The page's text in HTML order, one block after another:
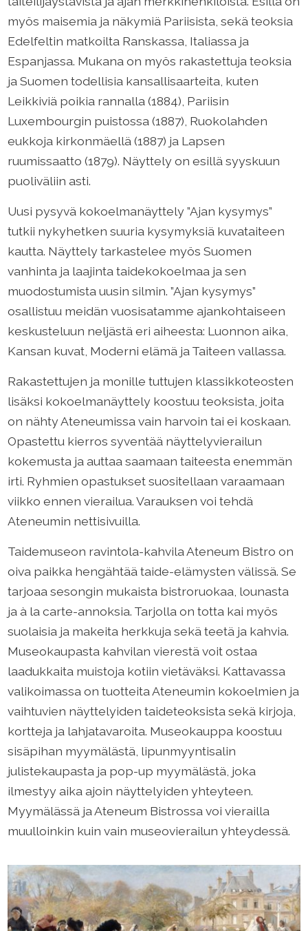
myös maisemia ja näkymiä Pariisista, sekä teoksia
Edelfeltin matkoilta Ranskassa, Italiassa ja
Espanjassa. Mukana on myös rakastettuja teoksia
ja Suomen todellisia kansallisaarteita, kuten
Leikkiviä poikia rannalla (1884), Pariisin
Luxembourgin puistossa (1887), Ruokolahden
eukkoja kirkonmäellä (1887) ja Lapsen
ruumissaatto (1879). Näyttely on esillä syyskuun
puoliväliin asti.
Uusi pysyvä kokoelmanäyttely ”Ajan kysymys”
tutkii nykyhetken suuria kysymyksiä kuvataiteen
kautta. Näyttely tarkastelee myös Suomen
vanhinta ja laajinta taidekokoelmaa ja sen
muodostumista uusin silmin. ”Ajan kysymys”
osallistuu meidän vuosisatamme ajankohtaiseen
keskusteluun neljästä eri aiheesta: Luonnon aika,
Kansan kuvat, Moderni elämä ja Taiteen vallassa.
Rakastettujen ja monille tuttujen klassikkoteosten
lisäksi kokoelmanäyttely koostuu teoksista, joita
on nähty Ateneumissa vain harvoin tai ei koskaan.
Opastettu kierros syventää näyttelyvierailun
kokemusta ja auttaa saamaan taiteesta enemmän
irti. Ryhmien opastukset suositellaan varaamaan
viikko ennen vierailua. Varauksen voi tehdä
Ateneumin nettisivuilla.
Taidemuseon ravintola-kahvila Ateneum Bistro on
oiva paikka hengähtää taide-elämysten välissä. Se
tarjoaa sesongin mukaista bistroruokaa, lounasta
ja à la carte-annoksia. Tarjolla on totta kai myös
suolaisia ja makeita herkkuja sekä teetä ja kahvia.
Museokaupasta kahvilan vierestä voit ostaa
laadukkaita muistoja kotiin vietäväksi. Kattavassa
valikoimassa on tuotteita Ateneumin kokoelmien ja
vaihtuvien näyttelyiden taideteoksista sekä kirjoja,
kortteja ja lahjatavaroita. Museokauppa koostuu
sisäpihan myymälästä, lipunmyyntisalin
julistekaupasta ja pop-up myymälästä, joka
ilmestyy aika ajoin näyttelyiden yhteyteen.
Myymälässä ja Ateneum Bistrossa voi vierailla
muulloinkin kuin vain museovierailun yhteydessä.